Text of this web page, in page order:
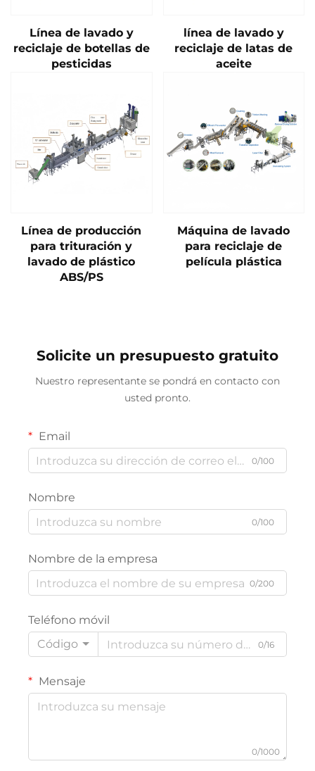
Línea de lavado y
reciclaje de botellas de
pesticidas
línea de lavado y
reciclaje de latas de
aceite
Línea de producción
para trituración y
lavado de plástico
ABS/PS
Máquina de lavado
para reciclaje de
película plástica
Solicite un presupuesto gratuito
Nuestro representante se pondrá en contacto con
usted pronto.
Email
0/100
Nombre
0/100
Nombre de la empresa
0/200
Teléfono móvil
Código
0/16
Mensaje
0/1000